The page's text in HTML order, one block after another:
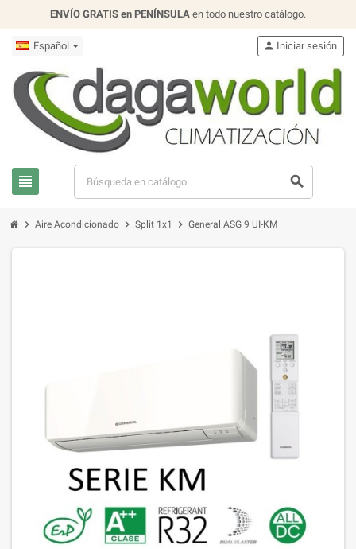
ENVÍO GRATIS en PENÍNSULA en todo nuestro catálogo.
Español
view_headline search
person Iniciar sesión
chevron_right Aire Acondicionado chevron_right Split 1x1 chevron_right General ASG 9 UI-KM